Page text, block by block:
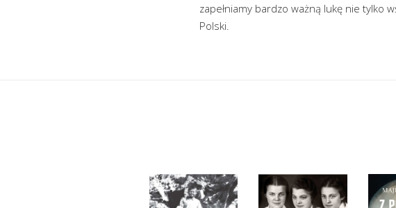
zapełniamy bardzo ważną lukę nie tylko
Polski.